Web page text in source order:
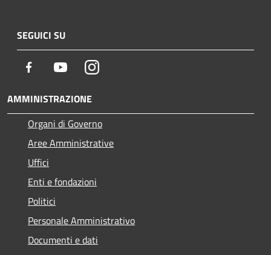
SEGUICI SU
Facebook YoutubeInstagram
AMMINISTRAZIONE
Organi di Governo
Aree Amministrative
Uffici
Enti e fondazioni
Politici
Personale Amministrativo
Documenti e dati